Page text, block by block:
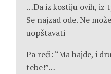
…Da iz kostiju ovih, iz
Se najzad ode. Ne
uopštavati
Pa reći: “Ma hajde, i
tebe!”…